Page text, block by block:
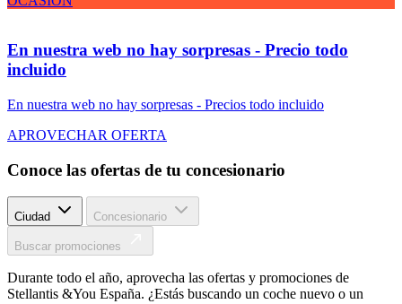
En nuestra web no hay sorpresas - Precio todo
incluido
En nuestra web no hay sorpresas - Precios todo incluido
APROVECHAR OFERTA
Conoce las ofertas de tu concesionario
Ciudad Concesionario
Buscar promociones
Durante todo el año, aprovecha las ofertas y promociones de
Stellantis &You España. ¿Estás buscando un coche nuevo o un